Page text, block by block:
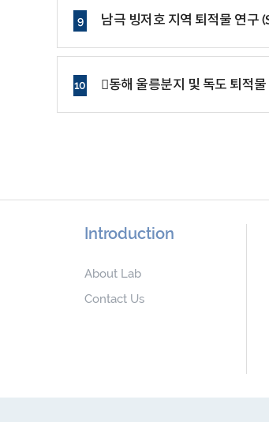
9 남극 빙저호 지역 퇴적물 연
10 동해 울릉분지 및 독도 퇴적
Introduction
About Lab
Contact Us